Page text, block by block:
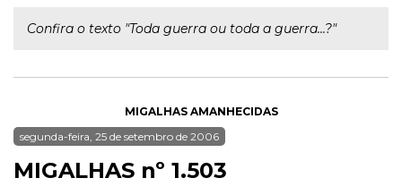
Confira o texto "Toda guerra ou toda a guerra...?"
MIGALHAS AMANHECIDAS
segunda-feira, 25 de setembro de 2006
MIGALHAS nº 1.503